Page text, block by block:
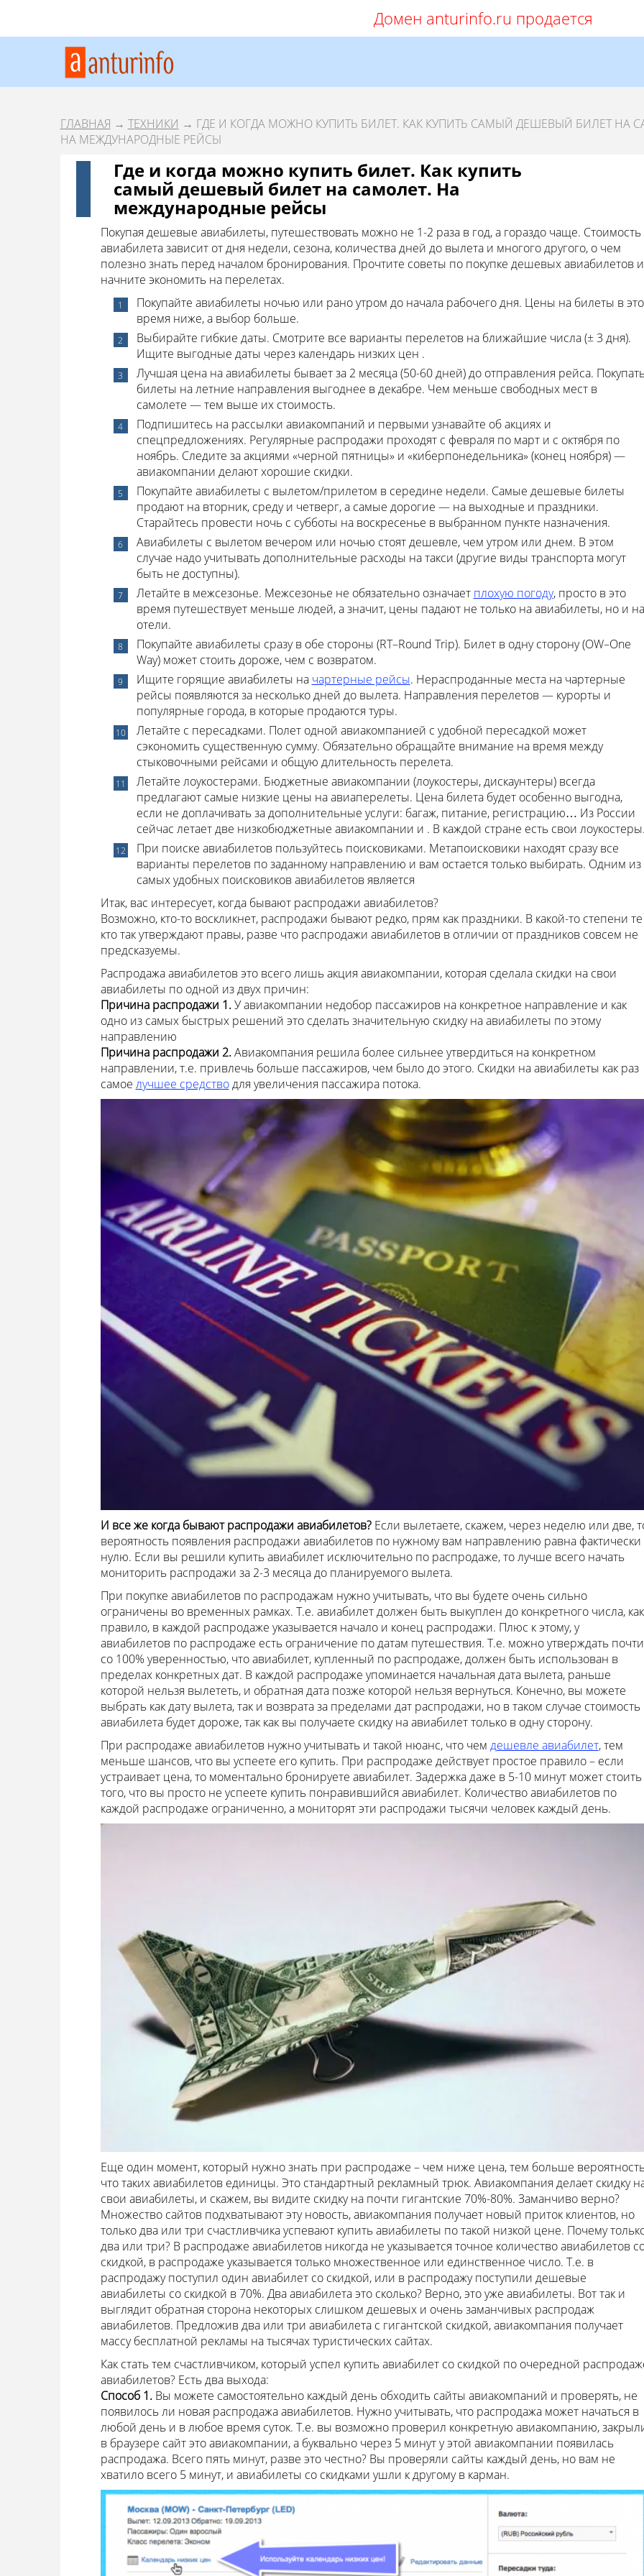
Домен anturinfo.ru продается
ГЛАВНАЯ → ТЕХНИКИ → ГДЕ И КОГДА МОЖНО КУПИТЬ БИЛЕТ. КАК КУПИТЬ САМЫЙ ДЕШЕВЫЙ БИЛЕТ НА
НА МЕЖДУНАРОДНЫЕ РЕЙСЫ
Где и когда можно купить билет. Как купить
самый дешевый билет на самолет. На
международные рейсы
Покупая дешевые авиабилеты, путешествовать можно не 1-2 раза в год, а гораздо чаще. Стоимость
авиабилета зависит от дня недели, сезона, количества дней до вылета и многого другого, о чем
полезно знать перед началом бронирования. Прочтите советы по покупке дешевых авиабилетов и
начните экономить на перелетах.
Покупайте авиабилеты ночью или рано утром до начала рабочего дня. Цены на билеты в это
время ниже, а выбор больше.
Выбирайте гибкие даты. Смотрите все варианты перелетов на ближайшие числа (± 3 дня).
Ищите выгодные даты через календарь низких цен .
Лучшая цена на авиабилеты бывает за 2 месяца (50-60 дней) до отправления рейса.
билеты на летние направления выгоднее в декабре. Чем меньше свободных мест в
самолете — тем выше их стоимость.
Подпишитесь на рассылки авиакомпаний и первыми узнавайте об акциях и
спецпредложениях. Регулярные распродажи проходят с февраля по март и с октября по
ноябрь. Следите за акциями «черной пятницы» и «киберпонедельника» (конец ноября) —
авиакомпании делают хорошие скидки.
Покупайте авиабилеты с вылетом/прилетом в середине недели. Самые дешевые билеты
продают на вторник, среду и четверг, а самые дорогие — на выходные и праздники.
Старайтесь провести ночь с субботы на воскресенье в выбранном пункте назначения.
Авиабилеты с вылетом вечером или ночью стоят дешевле, чем утром или днем. В этом
случае надо учитывать дополнительные расходы на такси (другие виды транспорта могут
быть не доступны).
Летайте в межсезонье. Межсезонье не обязательно означает плохую погоду, просто в это
время путешествует меньше людей, а значит, цены падают не только на авиабилеты, но и на
отели.
Покупайте авиабилеты сразу в обе стороны (RT–Round Trip). Билет в одну сторону (OW–One
Way) может стоить дороже, чем с возвратом.
Ищите горящие авиабилеты на чартерные рейсы. Нераспроданные места на чартерные
рейсы появляются за несколько дней до вылета. Направления перелетов — курорты и
популярные города, в которые продаются туры.
Летайте с пересадками. Полет одной авиакомпанией с удобной пересадкой может
сэкономить существенную сумму. Обязательно обращайте внимание на время между
стыковочными рейсами и общую длительность перелета.
Летайте лоукостерами. Бюджетные авиакомпании (лоукостеры, дискаунтеры) всегда
предлагают самые низкие цены на авиаперелеты. Цена билета будет особенно выгодна,
если не доплачивать за дополнительные услуги: багаж, питание, регистрацию… Из России
сейчас летает две низкобюджетные авиакомпании и . В каждой стране есть свои
При поиске авиабилетов пользуйтесь поисковиками. Метапоисковики находят сразу все
варианты перелетов по заданному направлению и вам остается только выбирать. Одним из
самых удобных поисковиков авиабилетов является
Итак, вас интересует, когда бывают распродажи авиабилетов?
Возможно, кто-то воскликнет, распродажи бывают редко, прям как праздники. В какой-то степени те
кто так утверждают правы, разве что распродажи авиабилетов в отличии от праздников совсем не
предсказуемы.
Распродажа авиабилетов это всего лишь акция авиакомпании, которая сделала скидки на свои
авиабилеты по одной из двух причин:
Причина распродажи 1.У авиакомпании недобор пассажиров на конкретное направление и как
одно из самых быстрых решений это сделать значительную скидку на авиабилеты по этому
направлению
Причина распродажи 2.Авиакомпания решила более сильнее утвердиться на конкретном
направлении, т.е. привлечь больше пассажиров, чем было до этого. Скидки на авиабилеты как раз
самое лучшее средстводля увеличения пассажира потока.
И все же когда бывают распродажи авиабилетов? Если вылетаете, скажем, через неделю или две,
вероятность появления распродажи авиабилетов по нужному вам направлению равна фактически
нулю. Если вы решили купить авиабилет исключительно по распродаже, то лучше всего начать
мониторить распродажи за 2-3 месяца до планируемого вылета.
При покупке авиабилетов по распродажам нужно учитывать, что вы будете очень сильно
ограничены во временных рамках. Т.е. авиабилет должен быть выкуплен до конкретного числа, как
правило, в каждой распродаже указывается начало и конец распродажи. Плюс к этому, у
авиабилетов по распродаже есть ограничение по датам путешествия. Т.е. можно утверждать почти
со 100% уверенностью, что авиабилет, купленный по распродаже, должен быть использован в
пределах конкретных дат. В каждой распродаже упоминается начальная дата вылета, раньше
которой нельзя вылететь, и обратная дата позже которой нельзя вернуться. Конечно, вы можете
выбрать как дату вылета, так и возврата за пределами дат распродажи, но в таком случае стоимость
авиабилета будет дороже, так как вы получаете скидку на авиабилет только в одну сторону.
При распродаже авиабилетов нужно учитывать и такой нюанс, что чем дешевле авиабилет, тем
меньше шансов, что вы успеете его купить. При распродаже действует простое правило – если
устраивает цена, то моментально бронируете авиабилет. Задержка даже в 5-10 минут может стоить
того, что вы просто не успеете купить понравившийся авиабилет. Количество авиабилетов по
каждой распродаже ограниченно, а мониторят эти распродажи тысячи человек каждый день.
Еще один момент, который нужно знать при распродаже – чем ниже цена, тем больше
что таких авиабилетов единицы. Это стандартный рекламный трюк. Авиакомпания делает скидку
свои авиабилеты, и скажем, вы видите скидку на почти гигантские 70%-80%. Заманчиво верно?
Множество сайтов подхватывают эту новость, авиакомпания получает новый приток клиентов, но
только два или три счастливчика успевают купить авиабилеты по такой низкой цене. Почему
два или три? В распродаже авиабилетов никогда не указывается точное количество авиабилетов
скидкой, в распродаже указывается только множественное или единственное число. Т.е. в
распродажу поступил один авиабилет со скидкой, или в распродажу поступили дешевые
авиабилеты со скидкой в 70%. Два авиабилета это сколько? Верно, это уже авиабилеты. Вот так и
выглядит обратная сторона некоторых слишком дешевых и очень заманчивых распродаж
авиабилетов. Предложив два или три авиабилета с гигантской скидкой, авиакомпания получает
массу бесплатной рекламы на тысячах туристических сайтах.
Как стать тем счастливчиком, который успел купить авиабилет со скидкой по очередной
авиабилетов? Есть два выхода:
Способ 1. Вы можете самостоятельно каждый день обходить сайты авиакомпаний и проверять, не
появилось ли новая распродажа авиабилетов. Нужно учитывать, что распродажа может начаться в
любой день и в любое время суток. Т.е. вы возможно проверил конкретную авиакомпанию,
в браузере сайт это авиакомпании, а буквально через 5 минут у этой авиакомпании появилась
распродажа. Всего пять минут, разве это честно? Вы проверяли сайты каждый день, но вам не
хватило всего 5 минут, и авиабилеты со скидками ушли к другому в карман.